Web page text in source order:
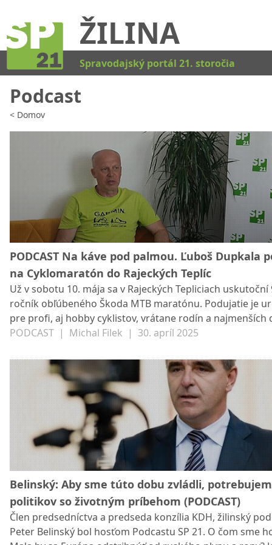
ŽILINA
Spravodajský portál 21. storočia
Podcast
< Domov
PODCAST Na káve pod palmou. Ľuboš Dupkala
na Cyklomaratón do Rajeckých Teplíc
Už v sobotu 10. mája sa v Rajeckých Tepliciach uskutoční
ročník obľúbeného Škoda MTB maratónu. Podujatie je
pre profi, aj hobby cyklistov, vrátane rodín a najmenších
Registrácia stále beží, organizátori očakávajú okolo 700
podujatí sme sa pod palmou v štúdiu SP 21 zhovárali s
organizátorom Ľubošom Dupkalom.
PODCAST | Michal Filek | 30. apríl 2025
Belinský: Aby sme túto dobu zvládli,
politikov so životným príbehom (PODCAST)
Člen predsedníctva a predseda konzília KDH, žilinský
Peter Belinský bol hosťom Podcastu SP 21. O čom sme